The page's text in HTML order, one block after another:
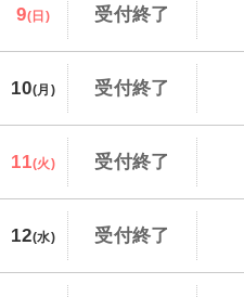
9(日) 受付終了
10(月) 受付終了
11(火) 受付終了
12(水) 受付終了